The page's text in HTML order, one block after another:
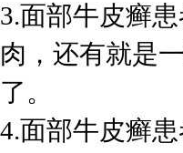
3.面部牛皮癣
肉，还有就是
了。
4.面部牛皮癣